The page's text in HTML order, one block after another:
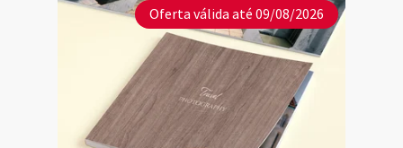
Oferta válida até 09/08/2026